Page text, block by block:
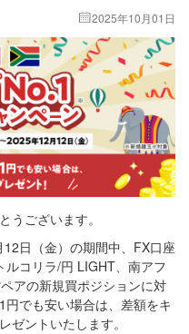
2025年10月01日
うございます。
日（金）の期間中、FX口座
コリラ/円 LIGHT、南アフ
アの新規買ポジションに対
円でも安い場合は、差額をキ
ゼントいたします。